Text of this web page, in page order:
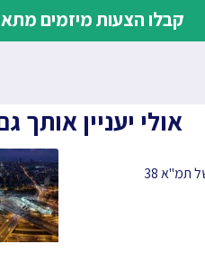
קבלו הצעות מיזמים
אולי יעניין אותך
הגעתם להסכמה שאתם מעוניינים לעבור תהליך של תמ"א 38